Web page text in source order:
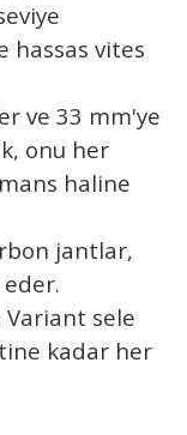
hassas vites
ve 33 mm'ye
onu her
haline
jantlar,
Variant sele
kadar her